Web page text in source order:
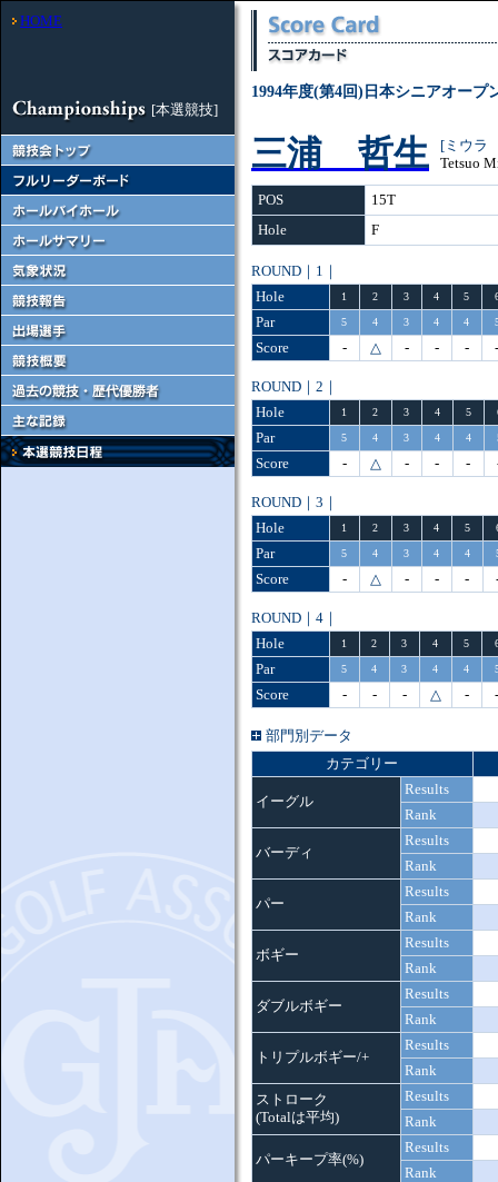
HOME
[本選競技]
1994年度(第4回)日本シニアオープ
三浦 哲生
[ミウラ
Tetsuo
POS
15T
Hole
F
ROUND｜1｜
Hole
1 2 3 4 5
Par 5 4 3 4 4
Score - △ - - -
ROUND｜2｜
Hole
1 2 3 4 5
Par 5 4 3 4 4
Score - △ - - -
ROUND｜3｜
Hole
1 2 3 4 5
Par 5 4 3 4 4
Score - △ - - -
ROUND｜4｜
Hole
1 2 3 4 5
Par 5 4 3 4 4
Score - - - △ -
部門別データ
カテゴリー
イーグル
Results
Rank
バーディ
Results
Rank
パー
Results
Rank
ボギー
Results
Rank
ダブルボギー
Results
Rank
トリプルボギー/+
Results
Rank
ストローク
(Totalは平均)
Results
Rank
パーキープ率(%)
Results
Rank